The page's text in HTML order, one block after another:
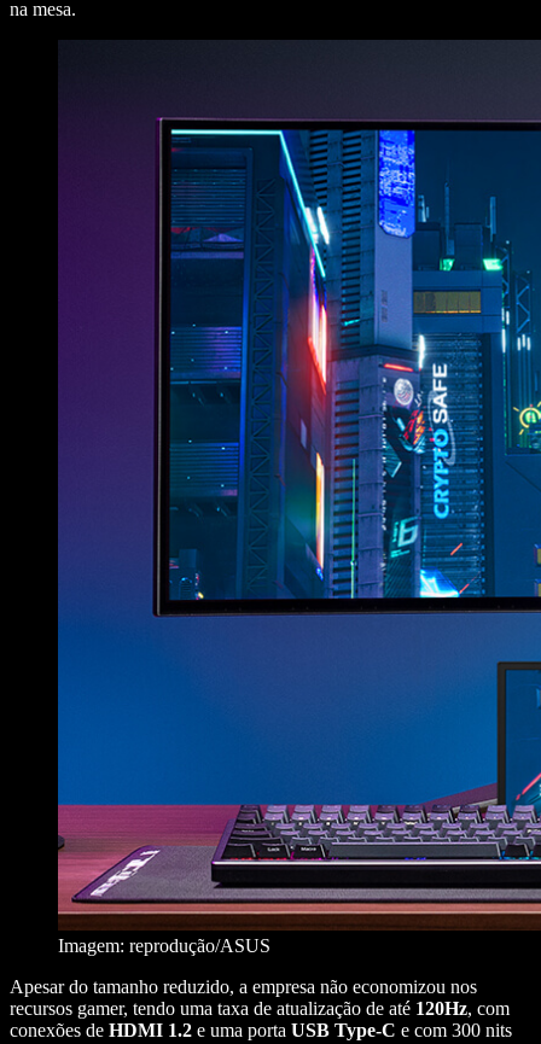
na mesa.
Imagem: reprodução/ASUS
Apesar do tamanho reduzido, a empresa não economizou nos
recursos gamer, tendo uma taxa de atualização de até 120Hz, com
conexões de HDMI 1.2 e uma porta USB Type-C e com 300 nits